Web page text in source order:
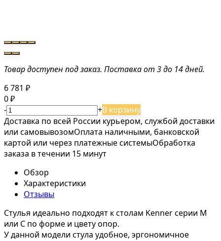
Товар доступен под заказ. Поставка от 3 до 14 дней.
6 781 ₽
0 ₽
- +В корзину
Доставка по всей России курьером, службой доставки
или самовывозомОплата наличными, банковской
картой или через платежные системыОбработка
заказа в течении 15 минут
Обзор
Характеристики
Отзывы
Стулья идеально подходят к столам Kenner серии М
или C по форме и цвету опор.
У данной модели стула удобное, эргономичное